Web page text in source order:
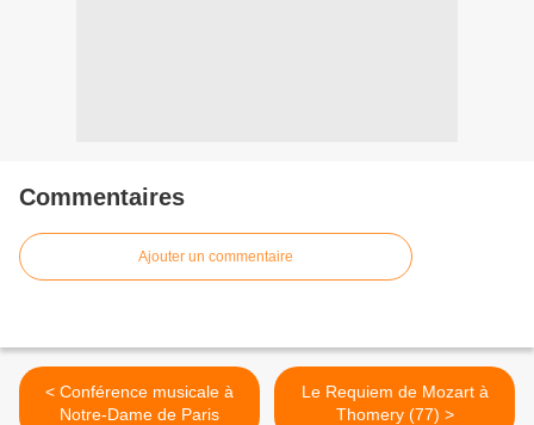
Commentaires
Ajouter un commentaire
< Conférence musicale à
Notre-Dame de Paris
Le Requiem de Mozart à
Thomery (77) >